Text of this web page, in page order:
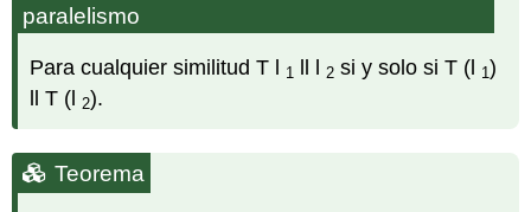
paralelismo
Para cualquier similitud T l 1 ll l 2 si y solo si T (l 1 )
ll T (l 2).
Teorema